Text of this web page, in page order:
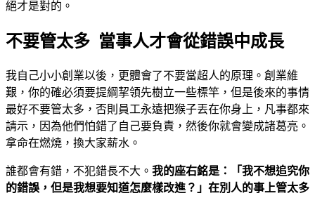
絕才是對的。
不要管太多 當事人才會從錯誤中成長
我自己小小創業以後，更體會了不要當超人的原理。創業維
艱，你的確必須要提綱挈領先樹立一些標竿，但是後來的事情
最好不要管太多，否則員工永遠把猴子丟在你身上，凡事都來
請示，因為他們怕錯了自己要負責，然後你就會變成諸葛亮。
拿命在燃燒，換大家薪水。
誰都會有錯，不犯錯長不大。 我的座右銘是：「我不想追究你
的錯誤，但是我想要知道怎麼樣改進？」在別人的事上管太多